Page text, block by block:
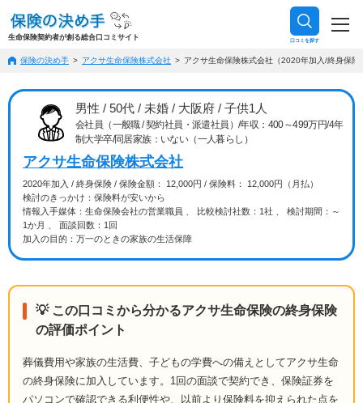
生命保険契約者が創る総合口コミサイト 口コミを探す
保険の決め手 アクサ生命保険株式会社 アクサ生命保険株式会社（2020年加入/終身保
男性 / 50代 / 未婚 / 大阪府 / 子供1人
会社員（一般職 / 契約社員・派遣社員）/年収：400～499万円/4年
制大学卒/同居家族：いない（一人暮らし）
アクサ生命保険株式会社
2020年加入 / 終身保険 / 保険金額： 12,000円 / 保険料： 12,000円（月払）
検討のきっかけ：保険料が安いから
情報入手媒体：生命保険会社の営業職員 、 比較検討社数：1社 、 検討期間：～
1か月 、 面談回数：1回
加入の目的：万一のときの家族の生活保障
💡 この口コミから分かるアクサ生命保険の終身保険
の評価ポイント
葬儀費用や家族の生活費、子どもの学費への備えとしてアクサ生命
の終身保険に加入しています。1回の面談で契約でき、保険証券を
パソコンで確認できる利便性や、以前より保険料を抑えられた点を